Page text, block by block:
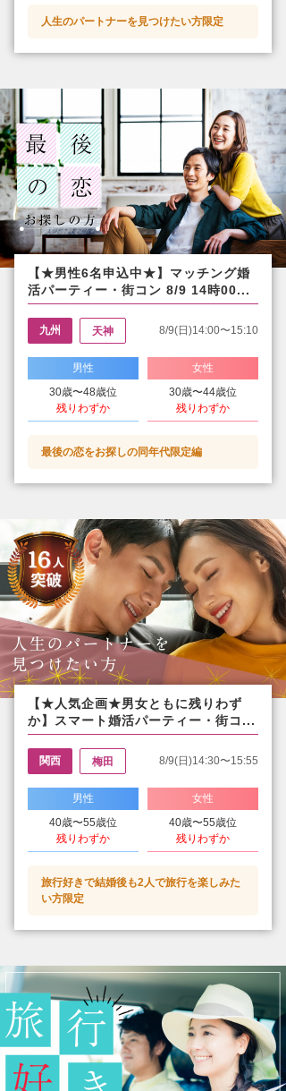
人生のパートナーを見つけたい方限定
【★男性6名申込中★】マッチング婚
活パーティー・街コン 8/9 14時00...
九州 天神 8/9(日)14:00〜15:10
男性
30歳〜48歳位
残りわずか
女性
30歳〜44歳位
残りわずか
最後の恋をお探しの同年代限定編
【★人気企画★男女ともに残りわず
か】スマート婚活パーティー・街コ...
関西 梅田 8/9(日)14:30〜15:55
男性
40歳〜55歳位
残りわずか
女性
40歳〜55歳位
残りわずか
旅行好きで結婚後も2人で旅行を楽しみた
い方限定